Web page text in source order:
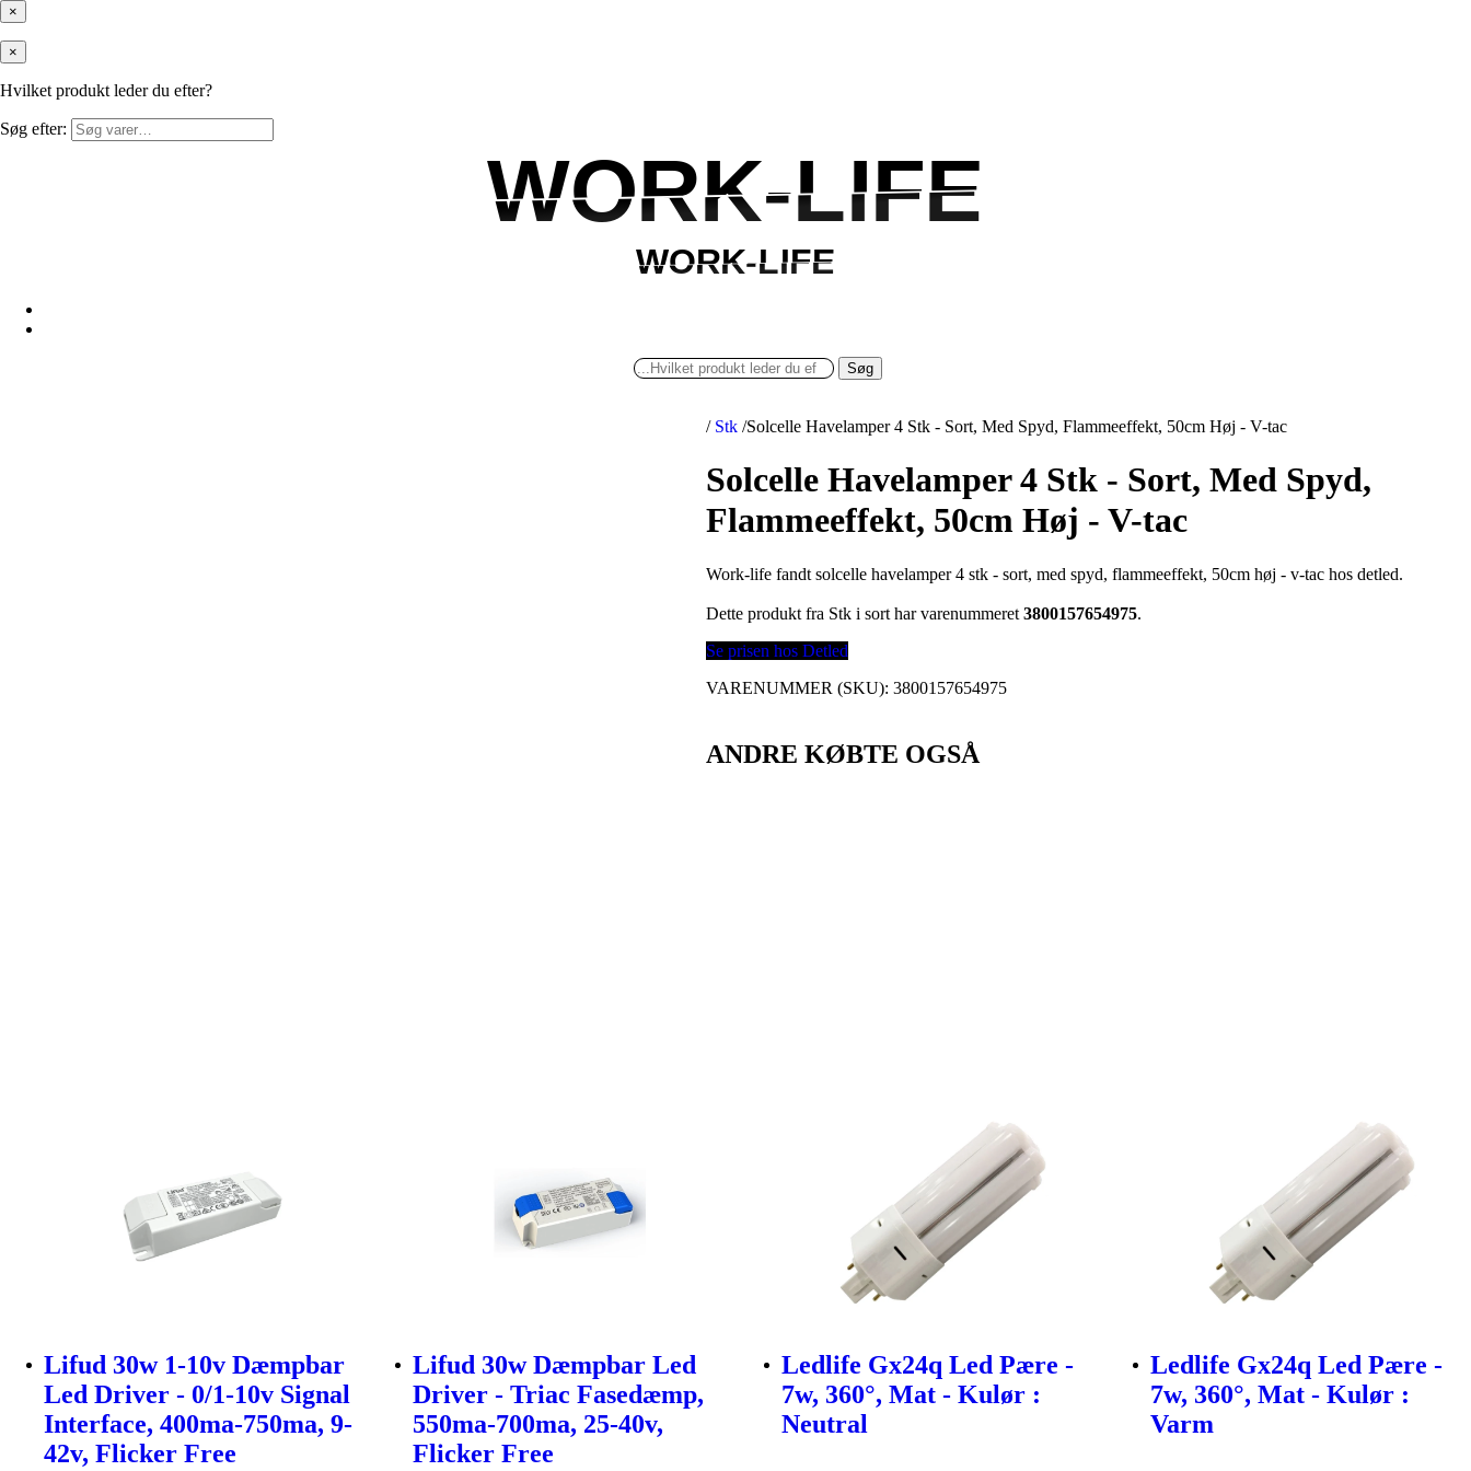
×
×
Hvilket produkt leder du efter?
Søg efter:
WORK-LIFE
WORK-LIFE
WORK-LIFE
WORK-LIFE
Søg
/ Stk /Solcelle Havelamper 4 Stk - Sort, Med Spyd, Flammeeffekt, 50cm Høj - V-tac
Solcelle Havelamper 4 Stk - Sort, Med Spyd,
Flammeeffekt, 50cm Høj - V-tac
Work-life fandt solcelle havelamper 4 stk - sort, med spyd, flammeeffekt, 50cm høj - v-tac hos detled.
Dette produkt fra Stk i sort har varenummeret3800157654975.
Se prisen hos Detled
VARENUMMER (SKU):3800157654975
ANDRE KØBTE OGSÅ
Lifud 30w 1-10v Dæmpbar
Led Driver - 0/1-10v Signal
Interface, 400ma-750ma, 9-
42v, Flicker Free
Lifud 30w Dæmpbar Led
Driver - Triac Fasedæmp,
550ma-700ma, 25-40v,
Flicker Free
Ledlife Gx24q Led Pære -
7w, 360°, Mat - Kulør :
Neutral
Ledlife Gx24q Led Pære -
7w, 360°, Mat - Kulør :
Varm